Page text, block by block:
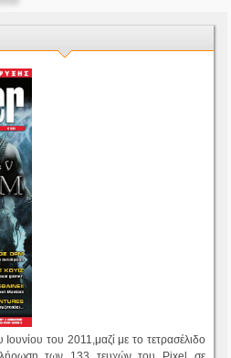
του 2011,μαζί με το τετρασέλιδο